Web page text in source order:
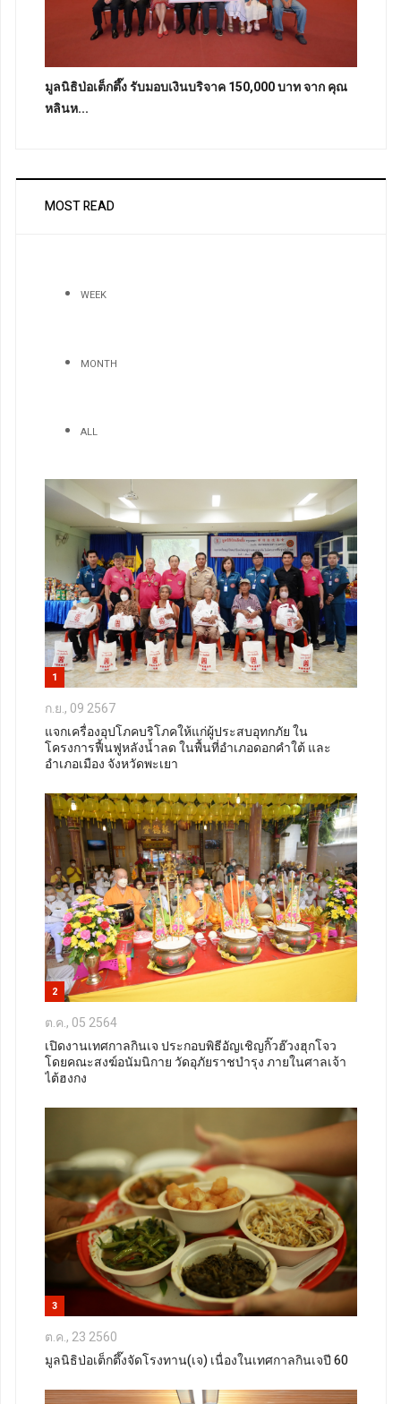
มูลนิธิป่อเต็กตึ๊ง รับมอบเงินบริจาค 150,000 บาท จาก คุณ
หลินห...
MOST READ
WEEK
MONTH
ALL
1
ก.ย., 09 2567
แจกเครื่องอุปโภคบริโภคให้แก่ผู้ประสบอุทกภัย ใน
โครงการฟื้นฟูหลังน้ำลด ในพื้นที่อำเภอดอกคำใต้ และ
อำเภอเมือง จังหวัดพะเยา
2
ต.ค., 05 2564
เปิดงานเทศกาลกินเจ ประกอบพิธีอัญเชิญกิ๊วฮ๊วงฮุกโจว
โดยคณะสงฆ์อนัมนิกาย วัดอุภัยราชบำรุง ภายในศาลเจ้า
ไต้ฮงกง
3
ต.ค., 23 2560
มูลนิธิป่อเต็กตึ๊งจัดโรงทาน(เจ) เนื่องในเทศกาลกินเจปี 60